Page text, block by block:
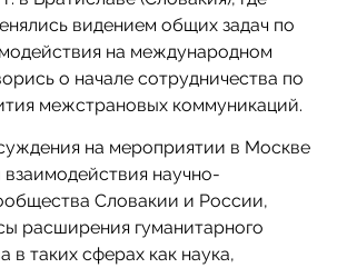
видением общих задач по
на международном
о начале сотрудничества по
межстрановых коммуникаций.
на мероприятии в Москве
научно-
Словакии и России,
расширения гуманитарного
в таких сферах как наука,